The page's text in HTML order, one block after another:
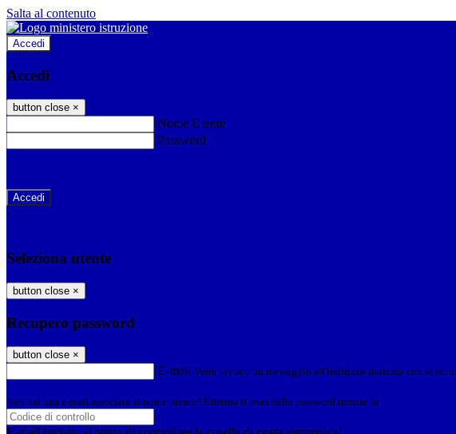
Salta al contenuto
Accedi
Accedi
button close ×
Nome Utente
Password
-
Seleziona utente
button close ×
Recupero password
button close ×
E-mail Verrà inviato un messaggio all'indirizzo indicato con le
Non hai una e-mail associata al nome utente? Effettua il reset della password tramite la